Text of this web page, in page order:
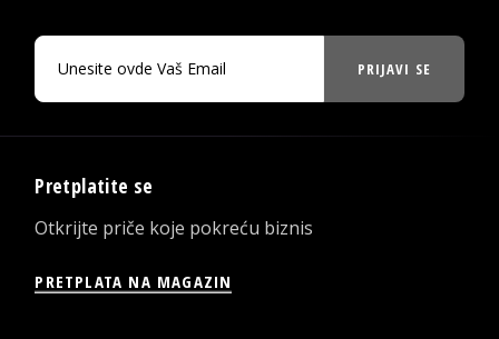
PRIJAVI SE
Pretplatite se
Otkrijte priče koje pokreću biznis
PRETPLATA NA MAGAZIN